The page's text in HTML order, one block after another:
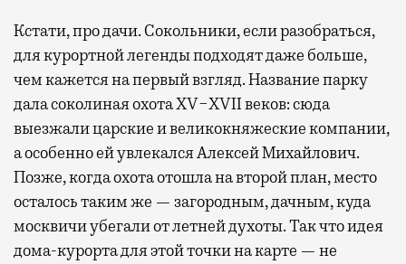
Кстати, про дачи. Сокольники, если разобраться,
для курортной легенды подходят даже больше,
чем кажется на первый взгляд. Название парку
дала соколиная охота XV−XVII веков: сюда
выезжали царские и великокняжеские компании,
а особенно ей увлекался Алексей Михайлович.
Позже, когда охота отошла на второй план, место
осталось таким же — загородным, дачным, куда
москвичи убегали от летней духоты. Так что идея
дома-курорта для этой точки на карте — не